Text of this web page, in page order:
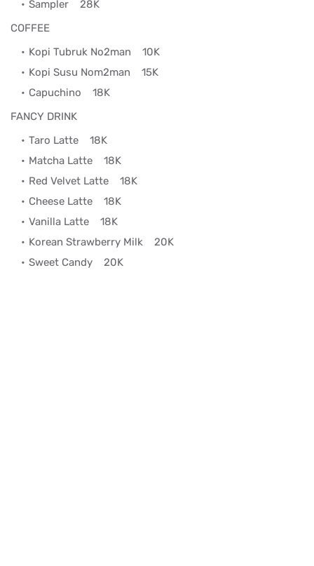
Sampler 28K
COFFEE
Kopi Tubruk No2man 10K
Kopi Susu Nom2man 15K
Capuchino 18K
FANCY DRINK
Taro Latte 18K
Matcha Latte 18K
Red Velvet Latte 18K
Cheese Latte 18K
Vanilla Latte 18K
Korean Strawberry Milk 20K
Sweet Candy 20K